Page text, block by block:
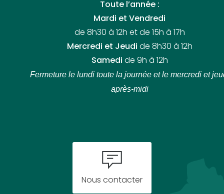
Toute l’année :
Mardi et Vendredi
de 8h30 à 12h et de 15h à 17h
Mercredi et Jeudi de 8h30 à 12h
Samedi de 9h à 12h
Fermeture le lundi toute la journée et le mercredi et
après-midi
Nous contacter